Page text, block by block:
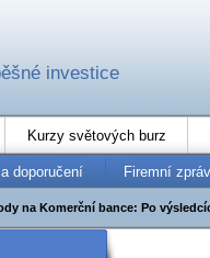
investice
Kurzy světových burz
doporučení Firemní
na Komerční bance: Po